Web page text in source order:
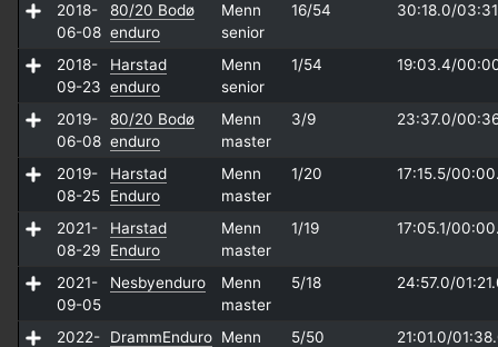
2018-
06-08
80/20 Bodø
enduro
Menn
senior
16/54 30:18.0/
2018-
09-23
Harstad
enduro
Menn
senior
1/54 19:03.4/
2019-
06-08
80/20 Bodø
enduro
Menn
master
3/9 23:37.0/
2019-
08-25
Harstad
Enduro
Menn
master
1/20 17:15.5/
2021-
08-29
Harstad
Enduro
Menn
master
1/19 17:05.1/
2021-
09-05
Nesbyenduro
Menn
master
5/18 24:57.0/
2022-
DrammEnduro Menn
5/50 21:01.0/